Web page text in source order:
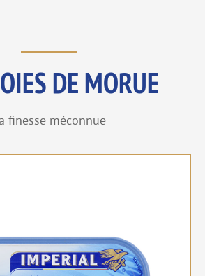
DE MORUE
finesse méconnue